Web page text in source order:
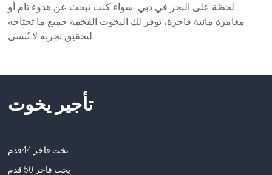
لحظة على البحر في دبي. سواء كنت تبحث عن هدوء تام أو
مغامرة مائية فاخرة، توفر لك اليخوت الفخمة جميع ما تحتاجه
لتحقيق تجربة لا تُنسى.
تأجير يخوت
يخت فاخر 44قدم
يخت فاخر 50 قدم